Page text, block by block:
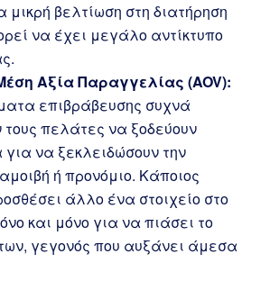
μικρή βελτίωση στη διατήρηση
να έχει μεγάλο αντίκτυπο
Αξία Παραγγελίας (AOV):
επιβράβευσης συχνά
πελάτες να ξοδεύουν
να ξεκλειδώσουν την
ή προνόμιο. Κάποιος
άλλο ένα στοιχείο στο
και μόνο για να πιάσει το
γεγονός που αυξάνει άμεσα